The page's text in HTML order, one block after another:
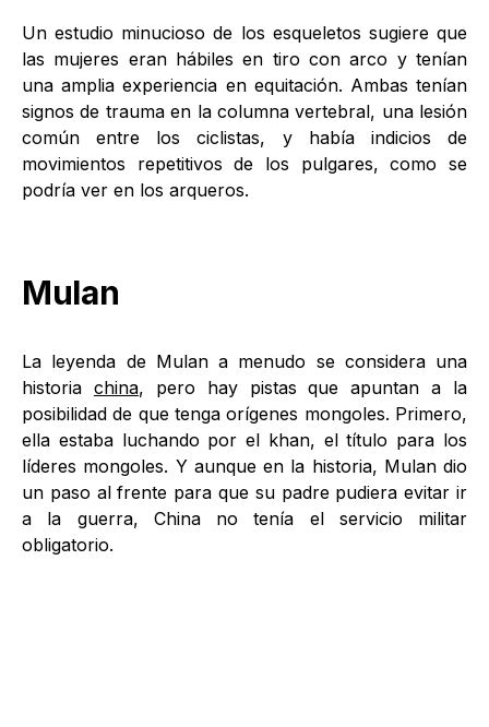
Un estudio minucioso de los esqueletos sugiere que
las mujeres eran hábiles en tiro con arco y tenían
una amplia experiencia en equitación. Ambas tenían
signos de trauma en la columna vertebral, una lesión
común entre los ciclistas, y había indicios de
movimientos repetitivos de los pulgares, como se
podría ver en los arqueros.
Mulan
La leyenda de Mulan a menudo se considera una
historia china, pero hay pistas que apuntan a la
posibilidad de que tenga orígenes mongoles. Primero,
ella estaba luchando por el khan, el título para los
líderes mongoles. Y aunque en la historia, Mulan dio
un paso al frente para que su padre pudiera evitar ir
a la guerra, China no tenía el servicio militar
obligatorio.